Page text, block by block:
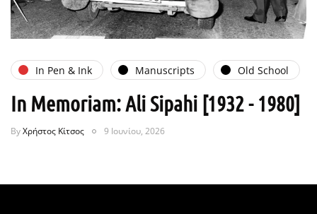
In Pen & Ink Manuscripts Old School
In Memoriam: Ali Sipahi [1932 - 1980]
ByΧρήστος Κίτσος 9 Ιουνίου, 2026